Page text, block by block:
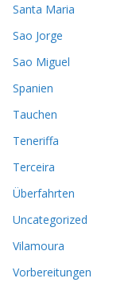
Santa Maria
Sao Jorge
Sao Miguel
Spanien
Tauchen
Teneriffa
Terceira
Überfahrten
Uncategorized
Vilamoura
Vorbereitungen